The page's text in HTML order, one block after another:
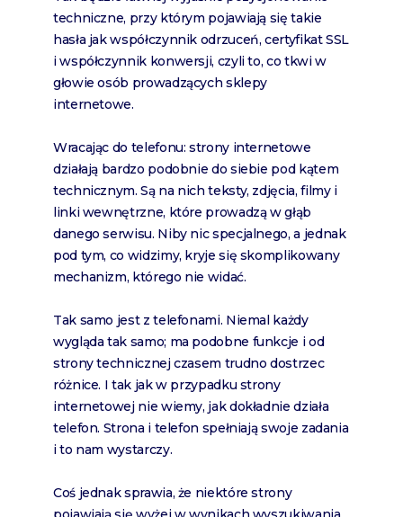
techniczne, przy którym pojawiają się takie
hasła jak współczynnik odrzuceń, certyfikat SSL
i współczynnik konwersji, czyli to, co tkwi w
głowie osób prowadzących sklepy
internetowe.
Wracając do telefonu: strony internetowe
działają bardzo podobnie do siebie pod kątem
technicznym. Są na nich teksty, zdjęcia, filmy i
linki wewnętrzne, które prowadzą w głąb
danego serwisu. Niby nic specjalnego, a jednak
pod tym, co widzimy, kryje się skomplikowany
mechanizm, którego nie widać.
Tak samo jest z telefonami. Niemal każdy
wygląda tak samo; ma podobne funkcje i od
strony technicznej czasem trudno dostrzec
różnice. I tak jak w przypadku strony
internetowej nie wiemy, jak dokładnie działa
telefon. Strona i telefon spełniają swoje zadania
i to nam wystarczy.
Coś jednak sprawia, że niektóre strony